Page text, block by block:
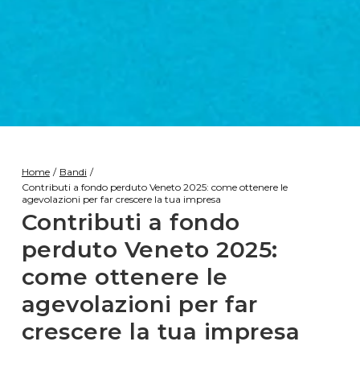
Home / Bandi /
Contributi a fondo perduto Veneto 2025: come ottenere le
agevolazioni per far crescere la tua impresa
Contributi a fondo
perduto Veneto 2025:
come ottenere le
agevolazioni per far
crescere la tua impresa